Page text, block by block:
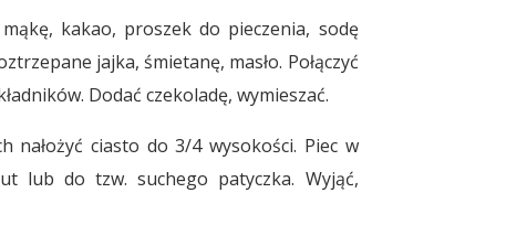
kakao, proszek do pieczenia, sodę
jajka, śmietanę, masło. Połączyć
Dodać czekoladę, wymieszać.
nałożyć ciasto do 3/4 wysokości. Piec w
lub do tzw. suchego patyczka. Wyjąć,